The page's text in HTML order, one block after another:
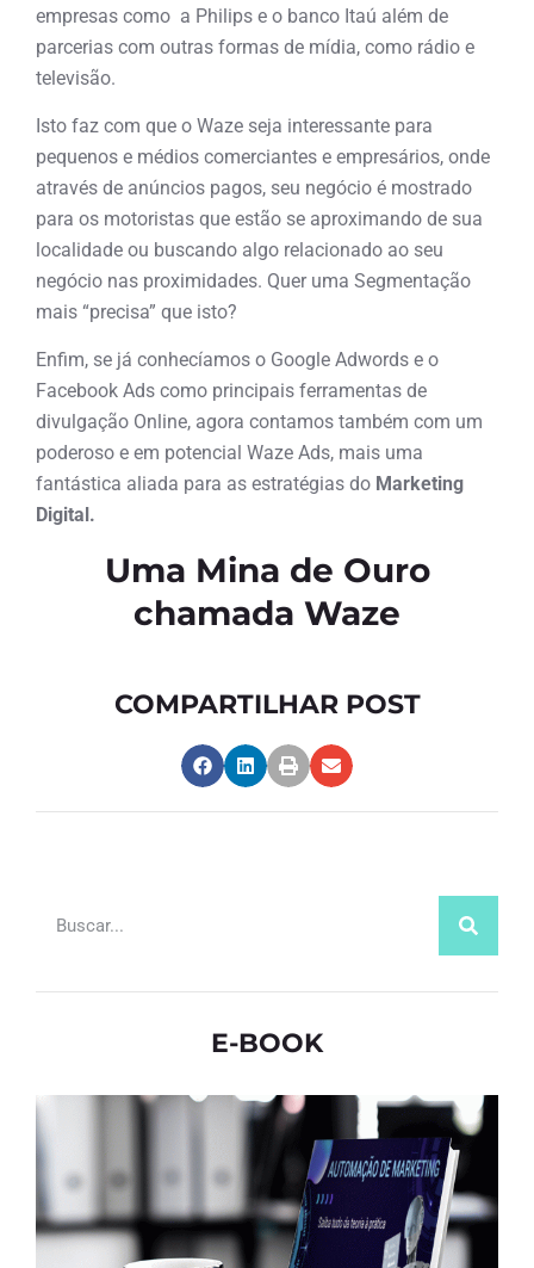
empresas como a Philips e o banco Itaú além de
parcerias com outras formas de mídia, como rádio e
televisão.
Isto faz com que o Waze seja interessante para
pequenos e médios comerciantes e empresários, onde
através de anúncios pagos, seu negócio é mostrado
para os motoristas que estão se aproximando de sua
localidade ou buscando algo relacionado ao seu
negócio nas proximidades. Quer uma Segmentação
mais “precisa” que isto?
Enfim, se já conhecíamos o Google Adwords e o
Facebook Ads como principais ferramentas de
divulgação Online, agora contamos também com um
poderoso e em potencial Waze Ads, mais uma
fantástica aliada para as estratégias do Marketing
Digital.
Uma Mina de Ouro
chamada Waze
COMPARTILHAR POST
E-BOOK